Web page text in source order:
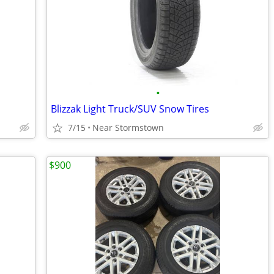
•
Blizzak Light Truck/SUV Snow Tires
7/15 Near Stormstown
$900